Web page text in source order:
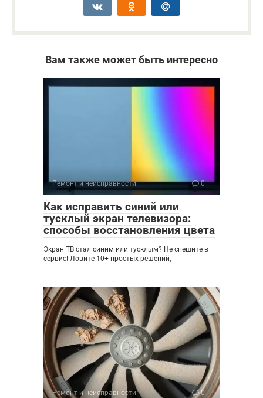
Вам также может быть интересно
Ремонт и неисправности 0
Как исправить синий или
тусклый экран телевизора:
способы восстановления цвета
Экран ТВ стал синим или тусклым? Не спешите в
сервис! Ловите 10+ простых решений,
Ремонт и неисправности 0